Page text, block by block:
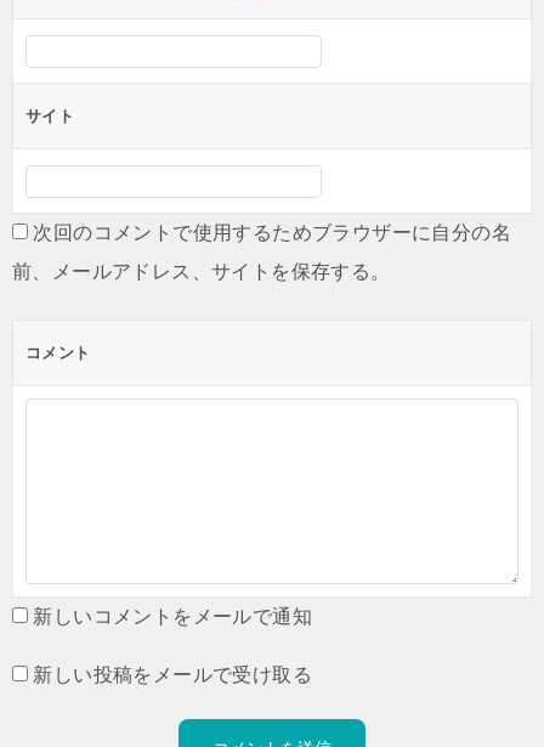
サイト
次回のコメントで使用するためブラウザーに自分の名
前、メールアドレス、サイトを保存する。
コメント
新しいコメントをメールで通知
新しい投稿をメールで受け取る